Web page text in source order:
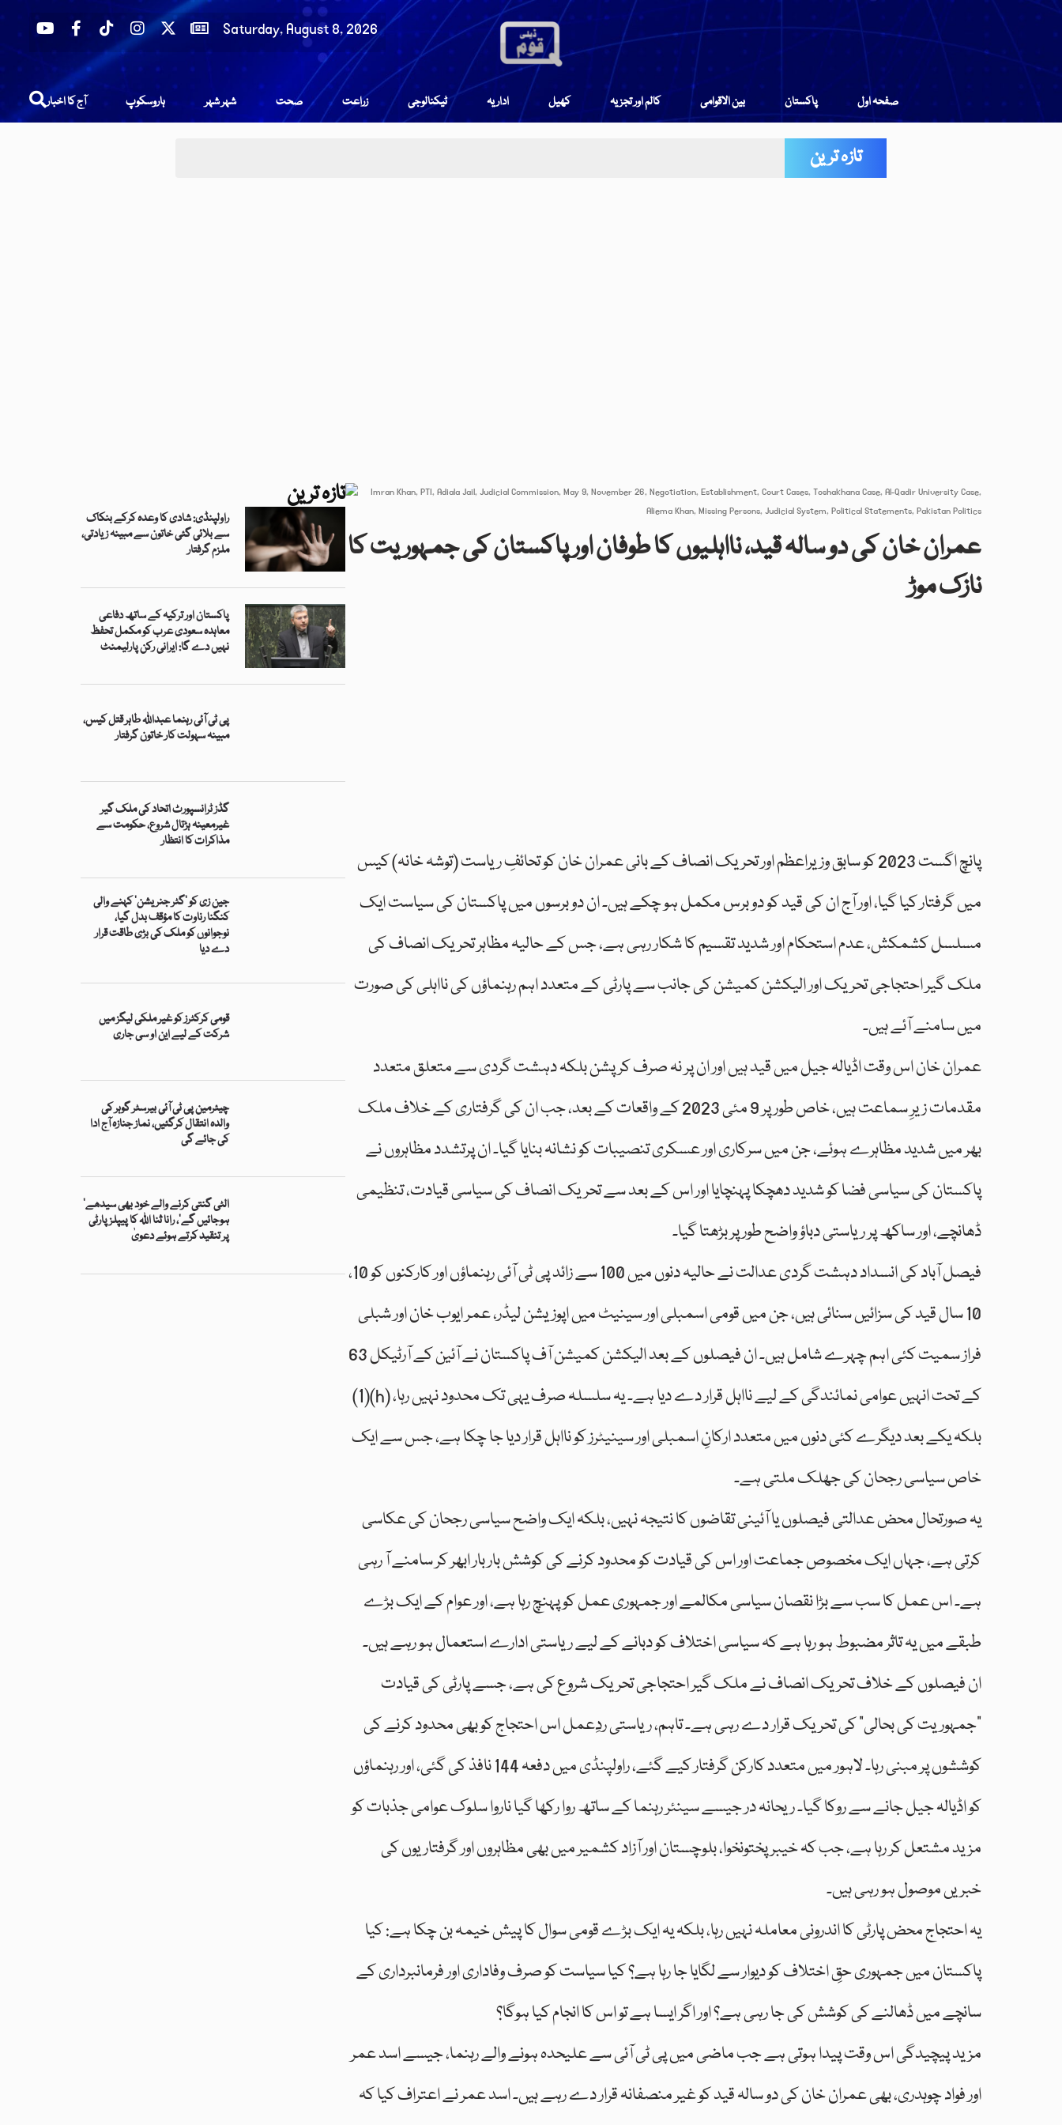
Saturday, August 8, 2026
آج کا اخبار ہاروسکوپ شہر شہر صحت زراعت ٹیکنالوجی اداریہ کھیل کالم اور تجزیہ بین الاقوامی پاکستان صفحہ اول
تازہ ترین
تازہ ترین
راولپنڈی: شادی کا وعدہ کرکے بنکاک
سے بلائی گئی خاتون سے مبینہ زیادتی،
ملزم گرفتار
پاکستان اور ترکیہ کے ساتھ دفاعی
معاہدہ سعودی عرب کو مکمل تحفظ
نہیں دے گا: ایرانی رکن پارلیمنٹ
پی ٹی آئی رہنما عبداللہ طاہر قتل کیس،
مبینہ سہولت کار خاتون گرفتار
گڈز ٹرانسپورٹ اتحاد کی ملک گیر
غیرمعینہ ہڑتال شروع، حکومت سے
مذاکرات کا انتظار
جین زی کو ’گٹر جنریشن‘ کہنے والی
کنگنا رناوت کا مؤقف بدل گیا،
نوجوانوں کو ملک کی بڑی طاقت قرار
دے دیا
قومی کرکٹرز کو غیر ملکی لیگز میں
شرکت کے لیے این او سی جاری
چیئرمین پی ٹی آئی بیرسٹر گوہر کی
والدہ انتقال کرگئیں، نماز جنازہ آج ادا
کی جائے گی
’الٹی گنتی کرنے والے خود بھی سیدھے
ہوجائیں گے‘، رانا ثنا اللہ کا پیپلز پارٹی
پر تنقید کرتے ہوئے دعویٰ
عمران خان کی دو سالہ قید، نااہلیوں کا طوفان اور پاکستان کی جمہوریت کا
نازک موڑ
پانچ اگست 2023 کو سابق وزیراعظم اور تحریک انصاف کے بانی عمران خان کو تحائفِ ریاست (توشہ خانہ) کیس
میں گرفتار کیا گیا، اور آج ان کی قید کو دو برس مکمل ہو چکے ہیں۔ ان دو برسوں میں پاکستان کی سیاست ایک
مسلسل کشمکش، عدم استحکام اور شدید تقسیم کا شکار رہی ہے، جس کے حالیہ مظاہر تحریک انصاف کی
ملک گیر احتجاجی تحریک اور الیکشن کمیشن کی جانب سے پارٹی کے متعدد اہم رہنماؤں کی نااہلی کی صورت
میں سامنے آئے ہیں۔
عمران خان اس وقت اڈیالہ جیل میں قید ہیں اور ان پر نہ صرف کرپشن بلکہ دہشت گردی سے متعلق متعدد
مقدمات زیرِ سماعت ہیں، خاص طور پر 9 مئی 2023 کے واقعات کے بعد، جب ان کی گرفتاری کے خلاف ملک
بھر میں شدید مظاہرے ہوئے، جن میں سرکاری اور عسکری تنصیبات کو نشانہ بنایا گیا۔ ان پرتشدد مظاہروں نے
پاکستان کی سیاسی فضا کو شدید دھچکا پہنچایا اور اس کے بعد سے تحریک انصاف کی سیاسی قیادت، تنظیمی
ڈھانچے، اور ساکھ پر ریاستی دباؤ واضح طور پر بڑھتا گیا۔
فیصل آباد کی انسداد دہشت گردی عدالت نے حالیہ دنوں میں 100 سے زائد پی ٹی آئی رہنماؤں اور کارکنوں کو 10،
10 سال قید کی سزائیں سنائی ہیں، جن میں قومی اسمبلی اور سینیٹ میں اپوزیشن لیڈر، عمر ایوب خان اور شبلی
فراز سمیت کئی اہم چہرے شامل ہیں۔ ان فیصلوں کے بعد الیکشن کمیشن آف پاکستان نے آئین کے آرٹیکل 63
(1)(h) کے تحت انہیں عوامی نمائندگی کے لیے نااہل قرار دے دیا ہے۔ یہ سلسلہ صرف یہی تک محدود نہیں رہا،
بلکہ یکے بعد دیگرے کئی دنوں میں متعدد ارکانِ اسمبلی اور سینیٹرز کو نااہل قرار دیا جا چکا ہے، جس سے ایک
خاص سیاسی رجحان کی جھلک ملتی ہے۔
یہ صورتحال محض عدالتی فیصلوں یا آئینی تقاضوں کا نتیجہ نہیں، بلکہ ایک واضح سیاسی رجحان کی عکاسی
کرتی ہے، جہاں ایک مخصوص جماعت اور اس کی قیادت کو محدود کرنے کی کوشش بار بار ابھر کر سامنے آ رہی
ہے۔ اس عمل کا سب سے بڑا نقصان سیاسی مکالمے اور جمہوری عمل کو پہنچ رہا ہے، اور عوام کے ایک بڑے
طبقے میں یہ تاثر مضبوط ہو رہا ہے کہ سیاسی اختلاف کو دبانے کے لیے ریاستی ادارے استعمال ہو رہے ہیں۔
ان فیصلوں کے خلاف تحریک انصاف نے ملک گیر احتجاجی تحریک شروع کی ہے، جسے پارٹی کی قیادت
“جمہوریت کی بحالی” کی تحریک قرار دے رہی ہے۔ تاہم، ریاستی ردِعمل اس احتجاج کو بھی محدود کرنے کی
کوششوں پر مبنی رہا۔ لاہور میں متعدد کارکن گرفتار کیے گئے، راولپنڈی میں دفعہ 144 نافذ کی گئی، اور رہنماؤں
کو اڈیالہ جیل جانے سے روکا گیا۔ ریحانہ در جیسے سینئر رہنما کے ساتھ روا رکھا گیا ناروا سلوک عوامی جذبات کو
مزید مشتعل کر رہا ہے، جب کہ خیبر پختونخوا، بلوچستان اور آزاد کشمیر میں بھی مظاہروں اور گرفتاریوں کی
خبریں موصول ہو رہی ہیں۔
یہ احتجاج محض پارٹی کا اندرونی معاملہ نہیں رہا، بلکہ یہ ایک بڑے قومی سوال کا پیش خیمہ بن چکا ہے: کیا
پاکستان میں جمہوری حقِ اختلاف کو دیوار سے لگایا جا رہا ہے؟ کیا سیاست کو صرف وفاداری اور فرمانبرداری کے
سانچے میں ڈھالنے کی کوشش کی جا رہی ہے؟ اور اگر ایسا ہے تو اس کا انجام کیا ہوگا؟
مزید پیچیدگی اس وقت پیدا ہوتی ہے جب ماضی میں پی ٹی آئی سے علیحدہ ہونے والے رہنما، جیسے اسد عمر
اور فواد چوہدری، بھی عمران خان کی دو سالہ قید کو غیر منصفانہ قرار دے رہے ہیں۔ اسد عمر نے اعتراف کیا کہ